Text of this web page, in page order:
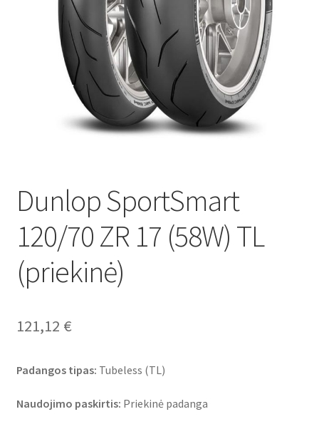
Kontaktai
Dunlop SportSmart
120/70 ZR 17 (58W) TL
(priekinė)
121,12 €
Padangos tipas: Tubeless (TL)
Naudojimo paskirtis: Priekinė padanga